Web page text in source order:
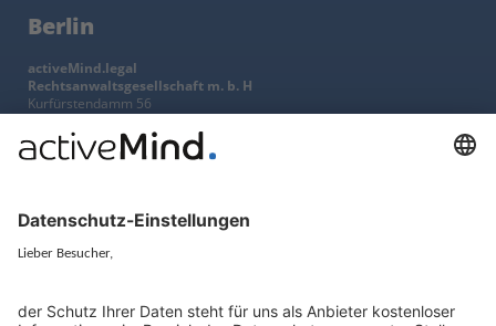
Berlin
activeMind.legal
Rechtsanwaltsgesellschaft m. b. H
Kurfürstendamm 56
+49 (0) 30 / 770 19 10 70
Services
EU-Vertreter
Ressourcen